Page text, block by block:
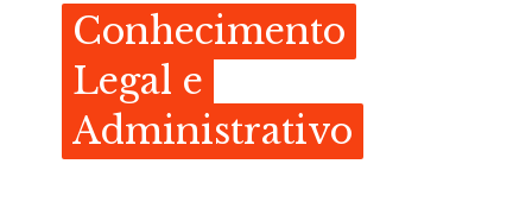
Conhecimento
Legal e
Administrativo
Conhecimento
Legal e
Administrativo